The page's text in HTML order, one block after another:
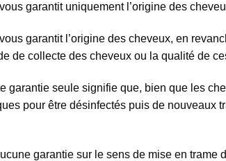
garantit uniquement l’origine des
garantit l’origine des cheveux, en
de collecte des cheveux ou la qualité de
garantie seule signifie que, bien que les
pour être désinfectés puis de nouveaux
garantie sur le sens de mise en